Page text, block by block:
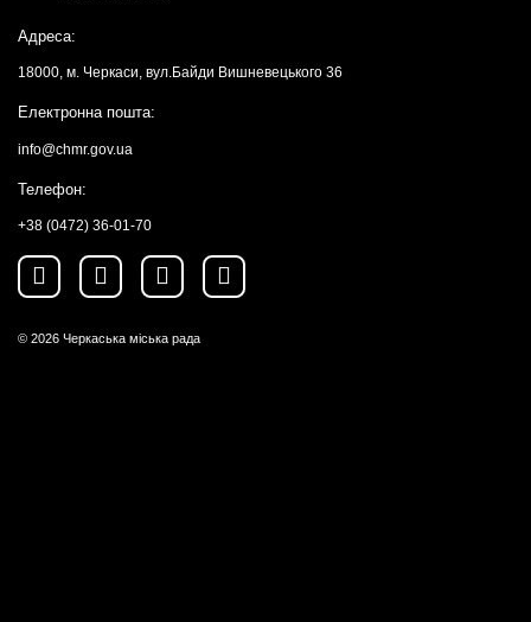
Адреса:
18000, м. Черкаси, вул.Байди Вишневецького 36
Електронна пошта:
info@chmr.gov.ua
Телефон:
+38 (0472) 36-01-70
© 2026 Черкаська міська рада